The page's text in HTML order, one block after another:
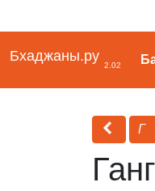
Бхаджаны.ру
2.02
Г